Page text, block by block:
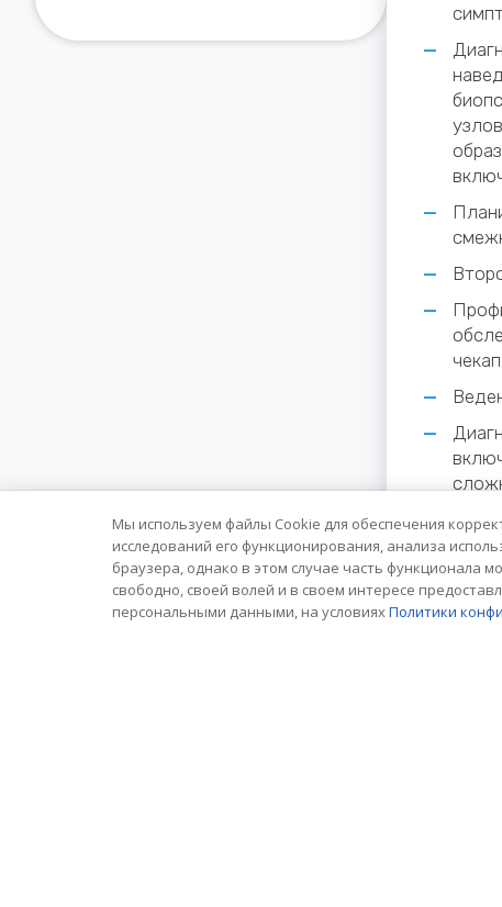
кожи
Мы используем файлы Cookie для обеспечения
исследований его функционирования, анализа
браузера, однако в этом случае часть функционала
свободно, своей волей и в своем интересе
персональными данными, на условияхПолитики